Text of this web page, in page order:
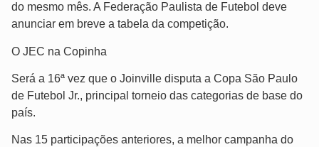
do mesmo mês. A Federação Paulista de Futebol deve
anunciar em breve a tabela da competição.
O JEC na Copinha
Será a 16ª vez que o Joinville disputa a Copa São Paulo
de Futebol Jr., principal torneio das categorias de base do
país.
Nas 15 participações anteriores, a melhor campanha do